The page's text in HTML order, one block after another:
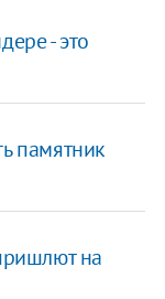
- это
памятник
на